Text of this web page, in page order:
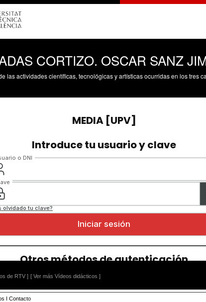
CORTIZO. OSCAR SANZ
las actividades científicas, tecnológicas y artísticas ocurridas en los tres
de RTV ] [ Ver más Vídeos didácticos ]
I Contacto